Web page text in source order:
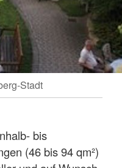
Stadt
bis
(46 bis 94 qm²)